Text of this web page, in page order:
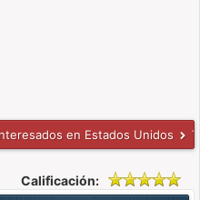
en Estados Unidos
Calificación: